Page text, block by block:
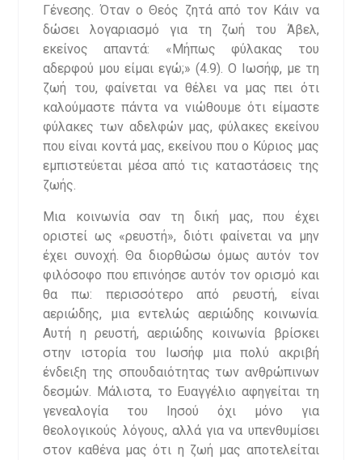
Γένεσης. Όταν ο Θεός ζητά από τον Κάιν να
δώσει λογαριασμό για τη ζωή του Άβελ,
εκείνος απαντά: «Μήπως φύλακας του
αδερφού μου είμαι εγώ;» (4.9). Ο Ιωσήφ, με τη
ζωή του, φαίνεται να θέλει να μας πει ότι
καλούμαστε πάντα να νιώθουμε ότι είμαστε
φύλακες των αδελφών μας, φύλακες εκείνου
που είναι κοντά μας, εκείνου που ο Κύριος μας
εμπιστεύεται μέσα από τις καταστάσεις της
ζωής.
Μια κοινωνία σαν τη δική μας, που έχει
οριστεί ως «ρευστή», διότι φαίνεται να μην
έχει συνοχή. Θα διορθώσω όμως αυτόν τον
φιλόσοφο που επινόησε αυτόν τον ορισμό και
θα πω: περισσότερο από ρευστή, είναι
αεριώδης, μια εντελώς αεριώδης κοινωνία.
Αυτή η ρευστή, αεριώδης κοινωνία βρίσκει
στην ιστορία του Ιωσήφ μια πολύ ακριβή
ένδειξη της σπουδαιότητας των ανθρώπινων
δεσμών. Μάλιστα, το Ευαγγέλιο αφηγείται τη
γενεαλογία του Ιησού όχι μόνο για
θεολογικούς λόγους, αλλά για να υπενθυμίσει
στον καθένα μας ότι η ζωή μας αποτελείται